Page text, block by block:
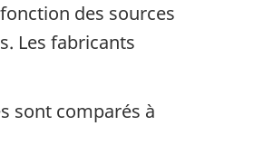
des sources
Les fabricants
sont comparés à